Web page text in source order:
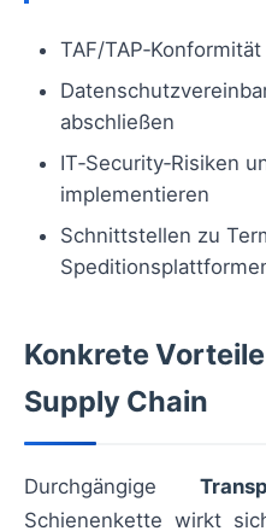
TAF/
abschließen
IT‑Security‑Risiken
implementieren
Schnittstellen zu
Konkrete
Supply Chain
Durchgängige
Schienenkette wirkt